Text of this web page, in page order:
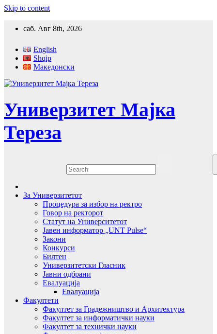
Skip to content
саб. Авг 8th, 2026
English
Shqip
Македонски
Универзитет Мајка
Тереза
За Универзитетот
Процедура за избор на ректро
Говор на ректорот
Статут на Университетот
Јавен информатор „UNT Pulse“
Закони
Конкурси
Билтен
Универзитетски Гласник
Јавни одбрани
Евалуација
Евалуација
Факултети
Факултет за Градежништво и Архитектура
Факултет за информатички науки
Факултет за технички науки